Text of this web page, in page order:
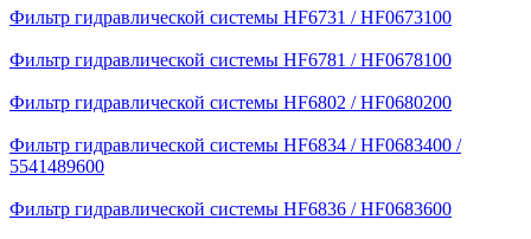
Фильтр гидравлической системы HF6731 / HF0673100
Фильтр гидравлической системы HF6781 / HF0678100
Фильтр гидравлической системы HF6802 / HF0680200
Фильтр гидравлической системы HF6834 / HF0683400 /
5541489600
Фильтр гидравлической системы HF6836 / HF0683600